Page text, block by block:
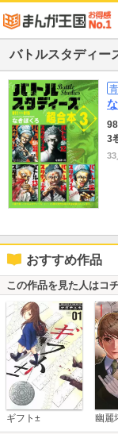
バトルスタディー
3
33
おすすめ作品
この作品を見た人はコ
ギフト± 幽麗